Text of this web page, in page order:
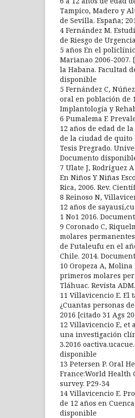
Tampico, Madero y
de Sevilla. España;
4 Fernández M.
de Riesgo de
5 años En el
Marianao 2006-
la Habana. Facultad
disponible
5 Fernández C,
oral en población de
Implantología y
6 Pumalema F.
12 años de edad de
de la ciudad de quito
Tesis Pregrado.
Documento
7 Ulate J, Rodríguez
En Niños Y Niñas
Rica, 2006. Rev.
8 Reinoso N,
12 años de
1 No1 2016.
9 Coronado C,
molares
de Futaleufu en el
Chile. 2014.
10 Oropeza A,
primeros molares
Tláhuac. Revista
11 Villavicencio E. El
¿Cuantas personas
2016 [citado 31 Ags
12 Villavicencio E, et
una investigación
3.2016
disponible
13 Petersen P. Oral
France:World Health
survey. P29-34
14 Villavicencio E.
de 12 años en
disponible